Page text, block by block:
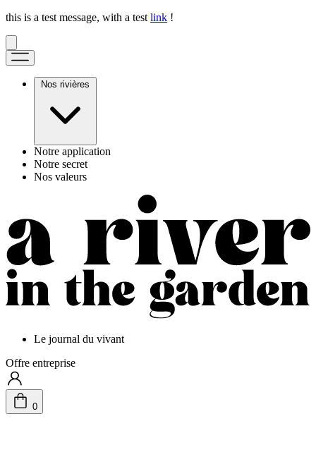
this is a test message, with a test link !
Nos rivières
Notre application
Notre secret
Nos valeurs
Le journal du vivant
Offre entreprise
0